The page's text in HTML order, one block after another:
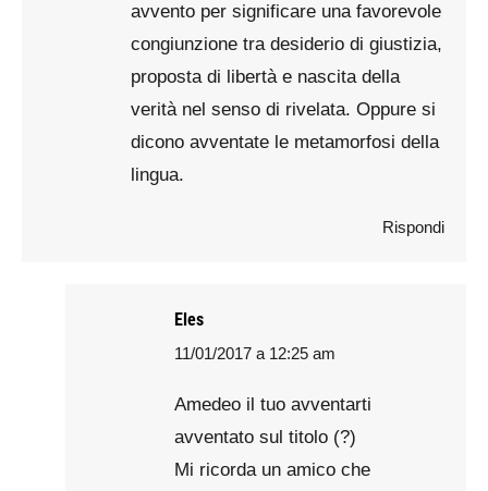
avvento per significare una favorevole
congiunzione tra desiderio di giustizia,
proposta di libertà e nascita della
verità nel senso di rivelata. Oppure si
dicono avventate le metamorfosi della
lingua.
Rispondi
Eles
says:
11/01/2017 a 12:25 am
Amedeo il tuo avventarti
avventato sul titolo (?)
Mi ricorda un amico che